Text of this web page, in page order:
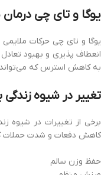
یوگا و تای چی
یوگا و تای چی حرکات
انعطاف پذیری و بهبود
به کاهش استرس که
تغییر در شیوه
برخی از تغییرات در شیوه
کاهش دفعات و شدت حملات
حفظ وزن سالم